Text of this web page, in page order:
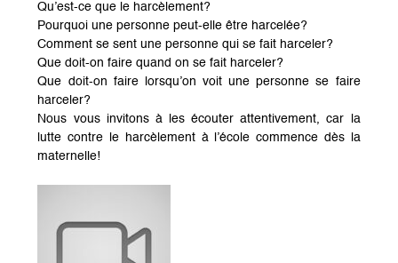
Qu’est-ce que le harcèlement?
Pourquoi une personne peut-elle être harcelée?
Comment se sent une personne qui se fait harceler?
Que doit-on faire quand on se fait harceler?
Que doit-on faire lorsqu’on voit une personne se faire
harceler?
Nous vous invitons à les écouter attentivement, car la
lutte contre le harcèlement à l’école commence dès la
maternelle!